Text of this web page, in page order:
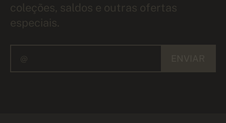
coleções, saldos e outras ofertas
especiais.